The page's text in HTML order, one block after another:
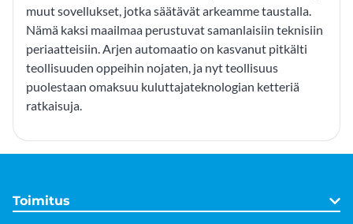
muut sovellukset, jotka säätävät arkeamme taustalla.
Nämä kaksi maailmaa perustuvat samanlaisiin teknisiin
periaatteisiin. Arjen automaatio on kasvanut pitkälti
teollisuuden oppeihin nojaten, ja nyt teollisuus
puolestaan omaksuu kuluttajateknologian ketteriä
ratkaisuja.
Toimitus